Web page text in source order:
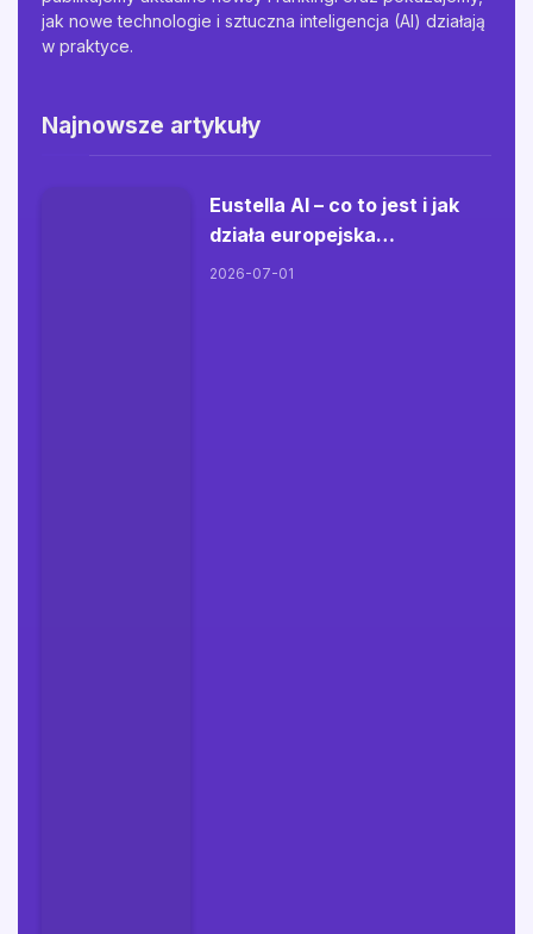
jak nowe technologie i sztuczna inteligencja (AI) działają
w praktyce.
Najnowsze artykuły
Eustella AI – co to jest i jak
działa europejska
alternatywa dla ChatGPT?
2026-07-01